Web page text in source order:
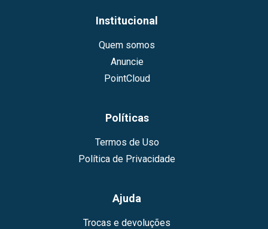
Institucional
Quem somos
Anuncie
PointCloud
Políticas
Termos de Uso
Política de Privacidade
Ajuda
Trocas e devoluções